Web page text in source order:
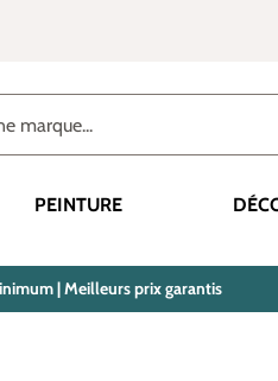
PEINTURE
| Meilleurs prix garantis